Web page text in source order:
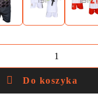
Do koszyka